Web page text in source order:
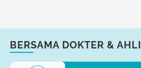
BERSAMA DOKTER & AHLI